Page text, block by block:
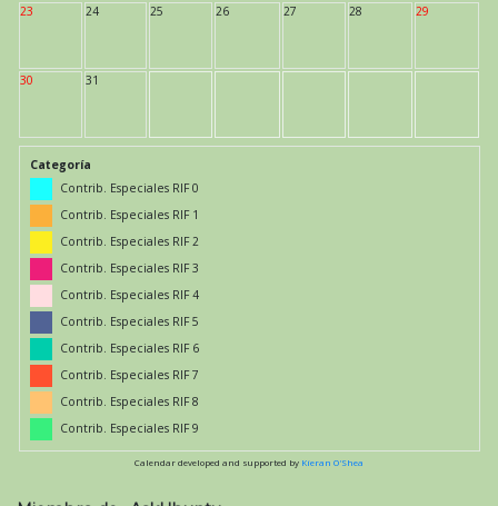
23 24 25 26 27 28 29
30 31
Categoría
Contrib. Especiales RIF 0
Contrib. Especiales RIF 1
Contrib. Especiales RIF 2
Contrib. Especiales RIF 3
Contrib. Especiales RIF 4
Contrib. Especiales RIF 5
Contrib. Especiales RIF 6
Contrib. Especiales RIF 7
Contrib. Especiales RIF 8
Contrib. Especiales RIF 9
Calendar developed and supported by Kieran O'Shea